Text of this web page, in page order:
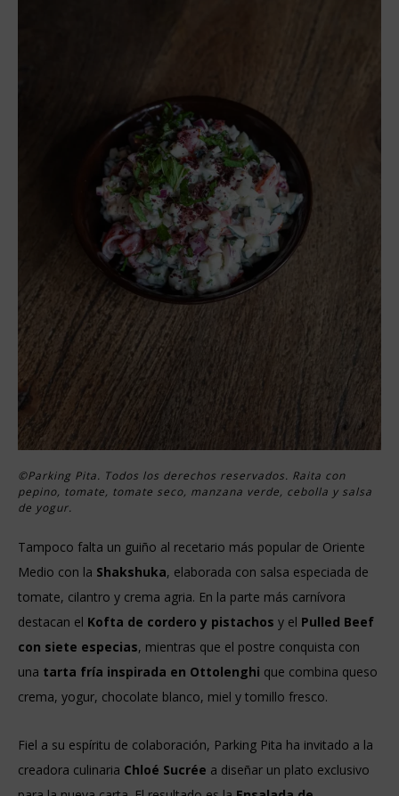
©Parking Pita. Todos los derechos reservados. Raita con
pepino, tomate, tomate seco, manzana verde, cebolla y salsa
de yogur.
Tampoco falta un guiño al recetario más popular de Oriente
Medio con la Shakshuka, elaborada con salsa especiada de
tomate, cilantro y crema agria. En la parte más carnívora
destacan el Kofta de cordero y pistachos y el Pulled Beef
con siete especias, mientras que el postre conquista con
una tarta fría inspirada en Ottolenghi que combina queso
crema, yogur, chocolate blanco, miel y tomillo fresco.
Fiel a su espíritu de colaboración, Parking Pita ha invitado a la
creadora culinaria Chloé Sucrée a diseñar un plato exclusivo